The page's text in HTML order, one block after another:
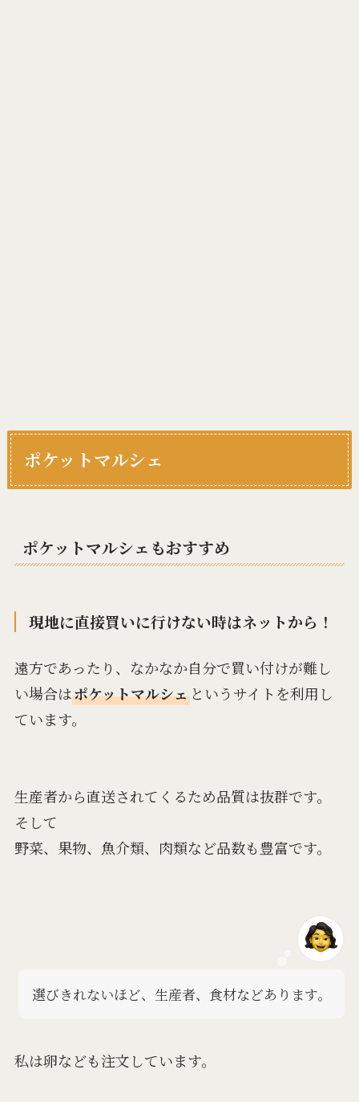
ポケットマルシェ
ポケットマルシェもおすすめ
現地に直接買いに行けない時はネットから！
遠方であったり、なかなか自分で買い付けが難し
い場合はポケットマルシェというサイトを利用し
ています。
生産者から直送されてくるため品質は抜群です。
そして
野菜、果物、魚介類、肉類など品数も豊富です。
選びきれないほど、生産者、食材などあります。
私は卵なども注文しています。